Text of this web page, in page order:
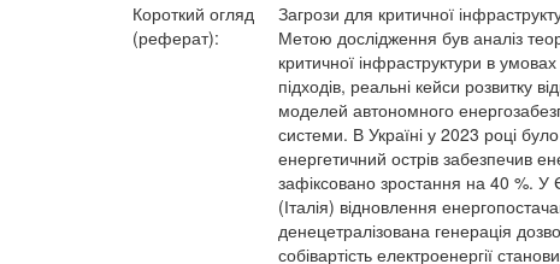
Короткий огляд
(реферат):
Загрози для критичної
Метою дослідження був аналіз
критичної інфраструктури в
підходів, реальні кейси розвитку
моделей автономного
системи. В Україні у 2023 році
енергетичний острів забезпечив
зафіксовано зростання на 40 %. У
(Італія) відновлення
денецетралізована генерація
собівартість електроенергії